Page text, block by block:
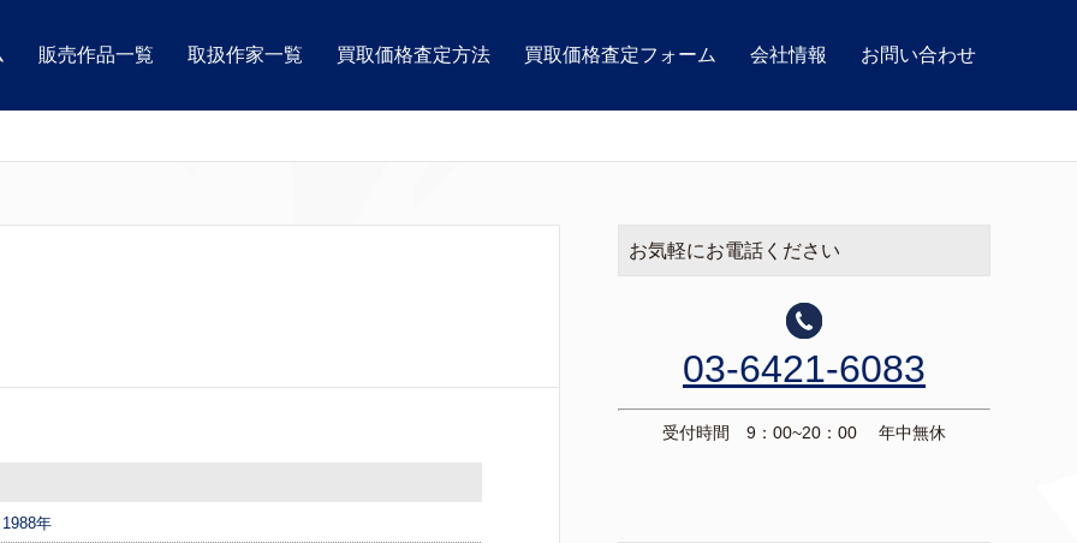
販売作品一覧 取扱作家一覧 買取価格査定方法 買取価格査定フォーム 会社情報 お問い合わせ
年
お気軽にお電話ください
03-6421-6083
受付時間 9：00~20：00 年中無休